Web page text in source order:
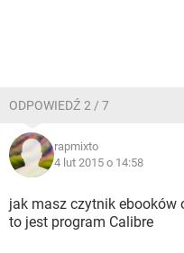
ODPOWIEDŹ 2 / 7
rapmixto
4 lut 2015 o 14:58
jak masz czytnik ebooków
to jest program Calibre